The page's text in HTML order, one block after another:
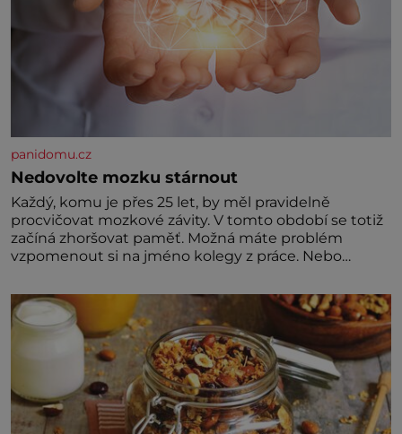
panidomu.cz
Nedovolte mozku stárnout
Každý, komu je přes 25 let, by měl pravidelně
procvičovat mozkové závity. V tomto období se totiž
začíná zhoršovat paměť. Možná máte problém
vzpomenout si na jméno kolegy z práce. Nebo
nedávno přečetli. Je to opravdu tak, s věkem jako
kdyby se paměť rozhodla stávkovat. Cvičte